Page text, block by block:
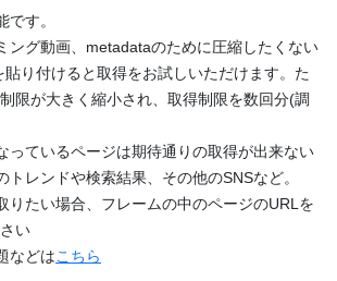
す。
ング動画、metadataのために圧縮したくない
り付けると取得をお試しいただけます。た
限が大きく縮小され、取得制限を数回分(調
っているページは期待通りの取得が出来ない
トレンドや検索結果、その他のSNSなど。
りたい場合、フレームの中のページのURLを
い
などはこちら